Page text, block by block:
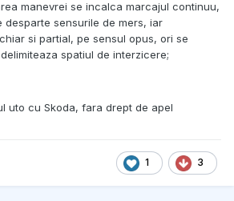
manevrei se incalca marcajul continuu,
desparte sensurile de mers, iar
si partial, pe sensul opus, ori se
spatiul de interzicere;
uto cu Skoda, fara drept de apel
1 3